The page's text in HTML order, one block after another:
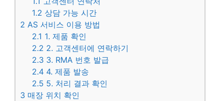
1.2 상담 가능 시간
2 AS 서비스 이용 방법
2.1 1. 제품 확인
2.2 2. 고객센터에 연락하기
2.3 3. RMA 번호 발급
2.4 4. 제품 발송
2.5 5. 처리 결과 확인
3 매장 위치 확인